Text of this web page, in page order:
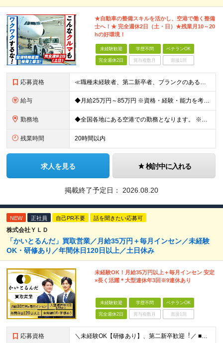
★自動車の整備スキルを活かし、空港で働く整備
士へ！★ 完全週休2日（土・日）★残業月10～20
hの好環境！
未経験歓迎 学歴不問 ベテランOK
完全週休2日 賞与複数月 面接1回
応募資格 ≪職種未経験者、第二新卒者、ブランクのある方歓迎！≫ ◆自動車整備士3級以上の資格をお持ちの方 学歴不問。 ◎自動車整備士資格必須 ◎整備経験者優遇 ※技術サポートが充実しており、経験年数は不問
給与 ◆月給25万円～85万円 ※資格・経験・能力を考慮の上、優遇 ※現年収・年齢・経験・資格・能力等、総合的に考慮し、決定します。 ※自動車整備の実務経験がある方はご相談ください！ ※試用期間有(同待遇/
勤務地 ◆全国各地にある空港での勤務となります。 ※希望を考慮し勤務先を決定いたします。 ※地域により空港内特殊車両の整備を空港外で行なう事もあります。 ★遠方からのご応募も歓迎です。引越など赴任に伴う
残業時間 20時間以内
求人を見る 検討中に入れる
掲載終了予定日： 2026.08.20
NEW 正社員 自己PR不要 話を聞きたい応募可
株式会社ＹＬＤ
「かいとるんだ」買取営業／⽉給35万円＋毎月インセン／未経験
OK・研修あり／年間休日120日以上／土日休み
未経験OK！月給35万円以上＋毎月インセン 安定
×長く活躍＊大型連休年3回※9連休あり
未経験歓迎 学歴不問 ベテランOK
完全週休2日 賞与複数月 面接1回
応募資格 ＼未経験OK【研修あり】、第⼆新卒歓迎︕／ ■学歴不問 ■普通自動車第一種運転免許（AT限定可） リユース業界の経験者はもちろん、アパレル・飲食・ホテル等での接客経験も即戦力として活かせます！ ＼